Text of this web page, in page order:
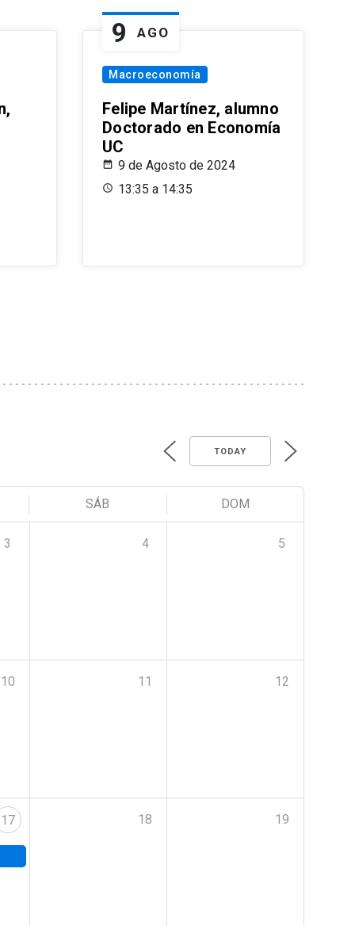
9 AGO
Macroeconomía
Felipe Martínez, alumno
Doctorado en Economía
UC
9 de Agosto de 2024
13:35 a 14:35
TODAY
SÁB DOM
3 4 5
10 11 12
17 18 19